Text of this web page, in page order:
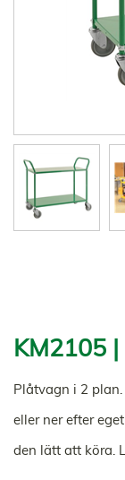
KM2105
Plåtvagn i 2
eller ner efter
den lätt att köra.